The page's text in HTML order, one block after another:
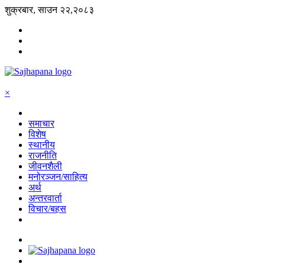
शुक्रबार, साउन २२,२०८३
×
समाचार
विशेष
स्थानीय
राजनीति
जीवनशैली
मनोरञ्जन/साहित्य
अर्थ
अन्तरवार्ता
विचार/बहस